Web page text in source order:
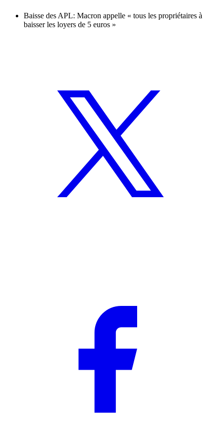
Baisse des APL: Macron appelle « tous les propriétaires à
baisser les loyers de 5 euros »